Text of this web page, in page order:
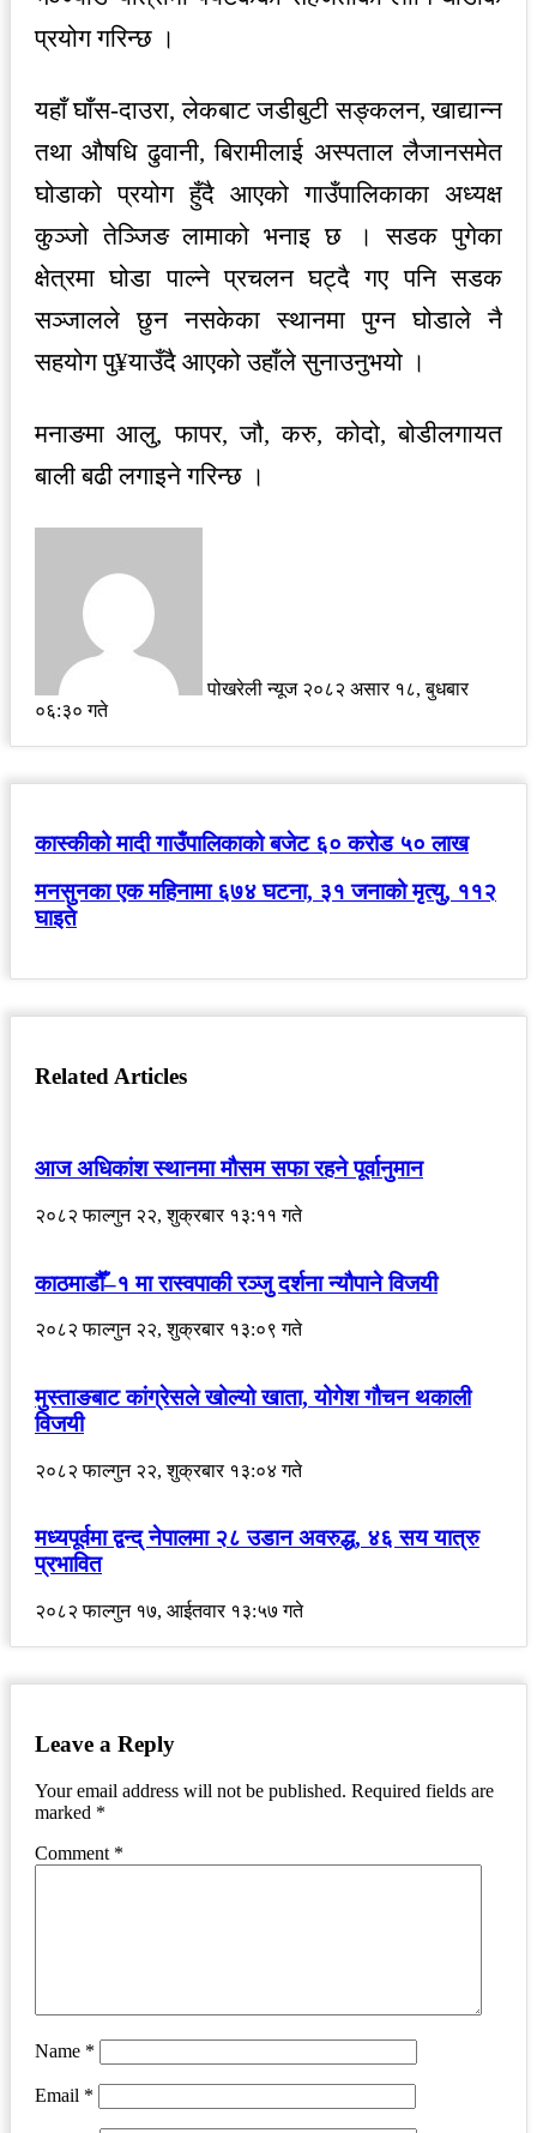
प्रयोग गरिन्छ ।
यहाँ घाँस-दाउरा, लेकबाट जडीबुटी सङ्कलन, खाद्यान्न
तथा औषधि ढुवानी, बिरामीलाई अस्पताल लैजानसमेत
घोडाको प्रयोग हुँदै आएको गाउँपालिकाका अध्यक्ष
कुञ्जो तेञ्जिङ लामाको भनाइ छ । सडक पुगेका
क्षेत्रमा घोडा पाल्ने प्रचलन घट्दै गए पनि सडक
सञ्जालले छुन नसकेका स्थानमा पुग्न घोडाले नै
सहयोग पु¥याउँदै आएको उहाँले सुनाउनुभयो ।
मनाङमा आलु, फापर, जौ, करु, कोदो, बोडीलगायत
बाली बढी लगाइने गरिन्छ ।
पोखरेली न्यूज २०८२ असार १८, बुधबार
०६:३० गते
कास्कीको मादी गाउँपालिकाको बजेट ६० करोड ५० लाख
मनसुनका एक महिनामा ६७४ घटना, ३१ जनाको मृत्यु, ११२
घाइते
Related Articles
आज अधिकांश स्थानमा मौसम सफा रहने पूर्वानुमान
२०८२ फाल्गुन २२, शुक्रबार १३:११ गते
काठमाडौँ–१ मा रास्वपाकी रञ्जु दर्शना न्यौपाने विजयी
२०८२ फाल्गुन २२, शुक्रबार १३:०९ गते
मुस्ताङबाट कांग्रेसले खोल्यो खाता, योगेश गौचन थकाली
विजयी
२०८२ फाल्गुन २२, शुक्रबार १३:०४ गते
मध्यपूर्वमा द्वन्द् नेपालमा २८ उडान अवरुद्ध, ४६ सय यात्रु
प्रभावित
२०८२ फाल्गुन १७, आईतवार १३:५७ गते
Leave a Reply
Your email address will not be published. Required fields are
marked *
Comment *
Name *
Email *